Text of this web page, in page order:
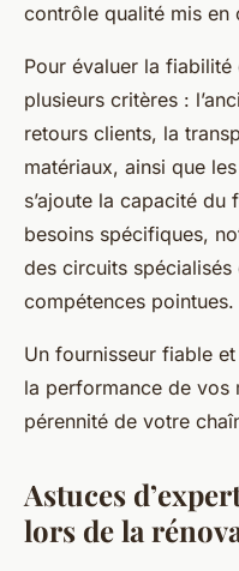
contrôle qualité mis
Pour évaluer la fiabilité
plusieurs critères :
retours clients, la
matériaux, ainsi que
s’ajoute la capacité
besoins spécifiques,
des circuits
compétences pointues.
Un fournisseur fiable
la performance de vos
pérennité de votre
Astuces
lors de la